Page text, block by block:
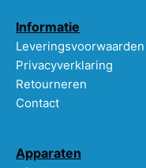
Informatie
Leveringsvoorwaarden
Privacyverklaring
Retourneren
Contact
Apparaten